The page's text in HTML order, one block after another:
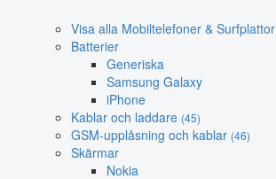
Visa alla Mobiltelefoner & Surfplattor
Batterier
Generiska
Samsung Galaxy
iPhone
Kablar och laddare (45)
GSM-upplåsning och kablar (46)
Skärmar
Nokia